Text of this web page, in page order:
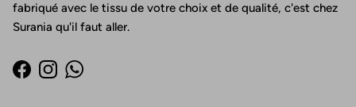
fabriqué avec le tissu de votre choix et de qualité, c'est chez
Surania qu'il faut aller.
Facebook
InstagramWhatsApp